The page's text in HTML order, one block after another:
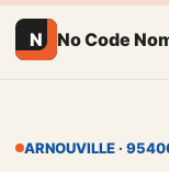
N No Code
ARNOUVILLE ·